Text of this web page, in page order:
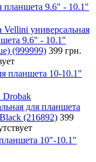
планшета 9.6" - 10.1"
универсальная
9.6" - 10.1"
(999999) 399 грн.
планшета 10-10.1"
для планшета
(216892) 399
10"-10.1"